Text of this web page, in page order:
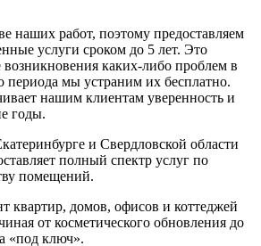
наших работ, поэтому предоставляем
услуги сроком до 5 лет. Это
возникновения каких-либо проблем в
периода мы устраним их бесплатно.
нашим клиентам уверенность и
годы.
и Свердловской области
полный спектр услуг по
помещений.
квартир, домов, офисов и коттеджей
от косметического обновления до
«под ключ».